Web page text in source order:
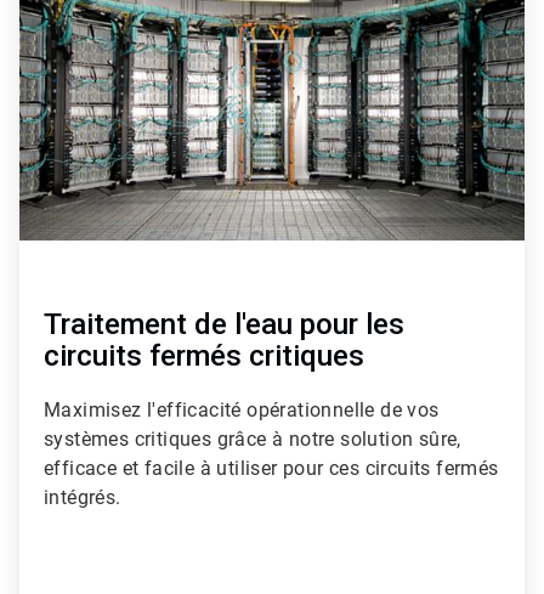
de
5
Traitement de l'eau pour les
circuits fermés critiques
Maximisez l'efficacité opérationnelle de vos
systèmes critiques grâce à notre solution sûre,
efficace et facile à utiliser pour ces circuits fermés
intégrés.